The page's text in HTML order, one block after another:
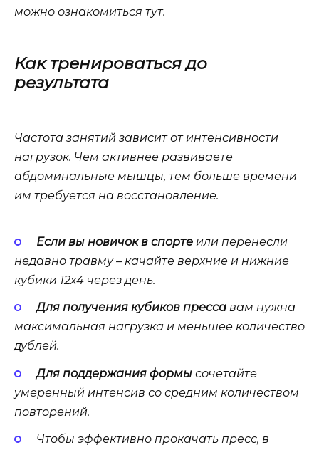
можно ознакомиться тут.
Как тренироваться до
результата
Частота занятий зависит от интенсивности
нагрузок. Чем активнее развиваете
абдоминальные мышцы, тем больше времени
им требуется на восстановление.
Если вы новичок в спортеили перенесли
недавно травму – качайте верхние и нижние
кубики 12х4 через день.
Для получения кубиков прессавам нужна
максимальная нагрузка и меньшее количество
дублей.
Для поддержания формысочетайте
умеренный интенсив со средним количеством
повторений.
Чтобы эффективно прокачать пресс, в